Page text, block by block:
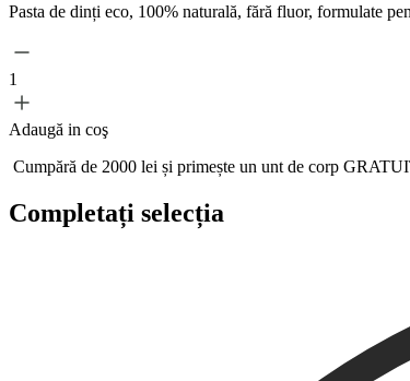
Pasta de dinți eco, 100% naturală, fără fluor, formulate
1
Adaugă in coş
Cumpără de 2000 lei și primește un unt de corp
Completați selecția